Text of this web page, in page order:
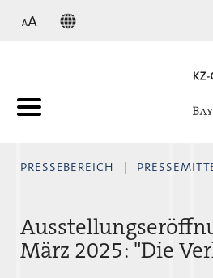
PRESSEBEREICH
März 2025: "Die